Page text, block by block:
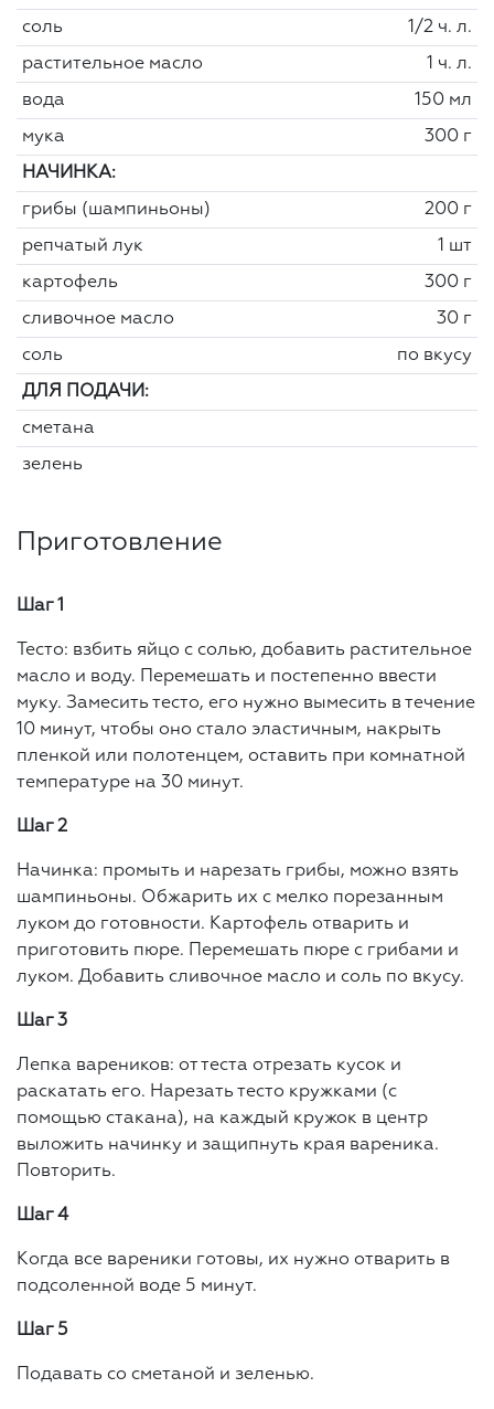
соль 1/2 ч. л.
растительное масло 1 ч. л.
вода 150 мл
мука 300 г
НАЧИНКА:
грибы (шампиньоны) 200 г
репчатый лук 1 шт
картофель 300 г
сливочное масло 30 г
соль по вкусу
ДЛЯ ПОДАЧИ:
сметана
зелень
Приготовление
Шаг 1
Тесто: взбить яйцо с солью, добавить растительное
масло и воду. Перемешать и постепенно ввести
муку. Замесить тесто, его нужно вымесить в течение
10 минут, чтобы оно стало эластичным, накрыть
пленкой или полотенцем, оставить при комнатной
температуре на 30 минут.
Шаг 2
Начинка: промыть и нарезать грибы, можно взять
шампиньоны. Обжарить их с мелко порезанным
луком до готовности. Картофель отварить и
приготовить пюре. Перемешать пюре с грибами и
луком. Добавить сливочное масло и соль по вкусу.
Шаг 3
Лепка вареников: от теста отрезать кусок и
раскатать его. Нарезать тесто кружками (с
помощью стакана), на каждый кружок в центр
выложить начинку и защипнуть края вареника.
Повторить.
Шаг 4
Когда все вареники готовы, их нужно отварить в
подсоленной воде 5 минут.
Шаг 5
Подавать со сметаной и зеленью.